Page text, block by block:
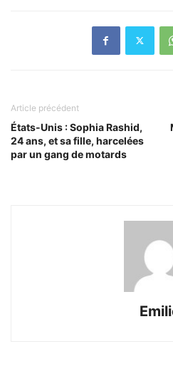
Article précédent
États-Unis : Sophia Rashid,
24 ans, et sa fille, harcelées
par un gang de motards